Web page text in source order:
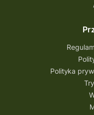
Quest
Przecław Quest
Pogórze
Partnerstwo
Park
Park
Polityka